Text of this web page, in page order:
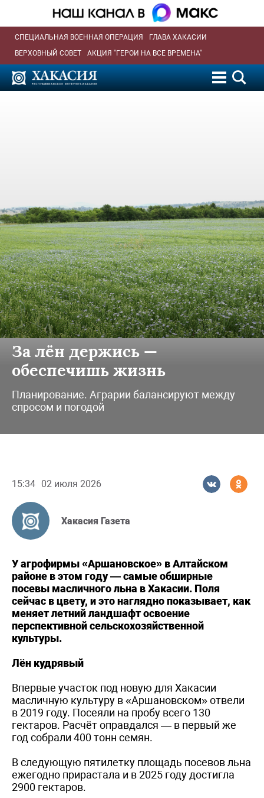
СПЕЦИАЛЬНАЯ ВОЕННАЯ ОПЕРАЦИЯ
ГЛАВА ХАКАСИИ
ВЕРХОВНЫЙ СОВЕТ
АКЦИЯ "ГЕРОИ НА ВСЕ ВРЕМЕНА"
За лён держись —
обеспечишь жизнь
Планирование. Аграрии балансируют между
спросом и погодой
15:34 02 июля 2026
Хакасия Газета
У агрофирмы «Аршановское» в Алтайском
районе в этом году — самые обширные
посевы масличного льна в Хакасии. Поля
сейчас в цвету, и это наглядно показывает, как
меняет летний ландшафт освоение
перспективной сельскохозяйственной
культуры.
Лён кудрявый
Впервые участок под новую для Хакасии
масличную культуру в «Аршановском» отвели
в 2019 году. Посеяли на пробу всего 130
гектаров. Расчёт оправдался — в первый же
год собрали 400 тонн семян.
В следующую пятилетку площадь посевов льна
ежегодно прирастала и в 2025 году достигла
2900 гектаров.